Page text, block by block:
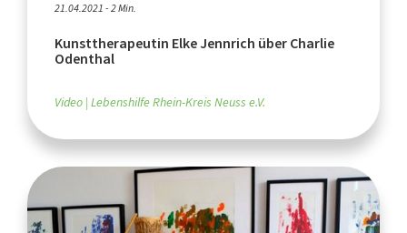
21.04.2021 - 2 Min.
Kunsttherapeutin Elke Jennrich über Charlie
Odenthal
Video Lebenshilfe Rhein-Kreis Neuss e.V.